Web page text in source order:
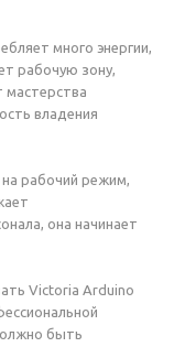
много энергии,
рабочую зону,
мастерства
владения
рабочий режим,
она начинает
Victoria Arduino
быть